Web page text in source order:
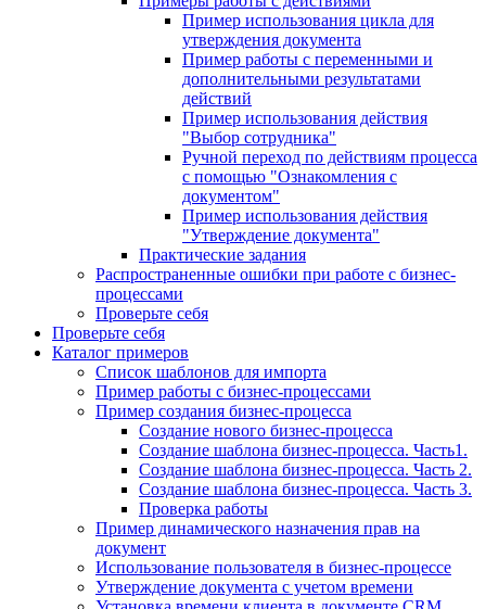
Пример использования цикла для
утверждения документа
Пример работы с переменными и
дополнительными результатами
действий
Пример использования действия
"Выбор сотрудника"
Ручной переход по действиям процесса
с помощью "Ознакомления с
документом"
Пример использования действия
"Утверждение документа"
Практические задания
Распространенные ошибки при работе с бизнес-
процессами
Проверьте себя
Проверьте себя
Каталог примеров
Список шаблонов для импорта
Пример работы с бизнес-процессами
Пример создания бизнес-процесса
Создание нового бизнес-процесса
Создание шаблона бизнес-процесса. Часть1.
Создание шаблона бизнес-процесса. Часть 2.
Создание шаблона бизнес-процесса. Часть 3.
Проверка работы
Пример динамического назначения прав на
документ
Использование пользователя в бизнес-процессе
Утверждение документа с учетом времени